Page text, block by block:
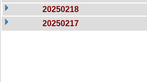
20250218
20250217